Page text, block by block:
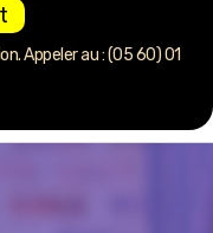
Appeler au : (05 60) 01